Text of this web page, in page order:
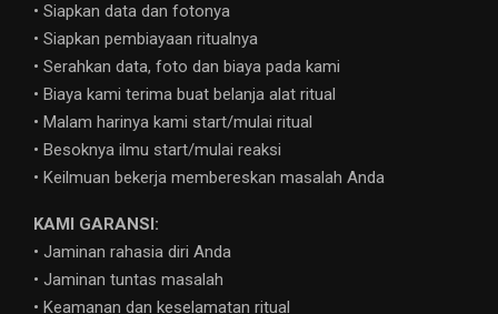
• Siapkan data dan fotonya
• Siapkan pembiayaan ritualnya
• Serahkan data, foto dan biaya pada kami
• Biaya kami terima buat belanja alat ritual
• Malam harinya kami start/mulai ritual
• Besoknya ilmu start/mulai reaksi
• Keilmuan bekerja membereskan masalah Anda
KAMI GARANSI:
• Jaminan rahasia diri Anda
• Jaminan tuntas masalah
• Keamanan dan keselamatan ritual